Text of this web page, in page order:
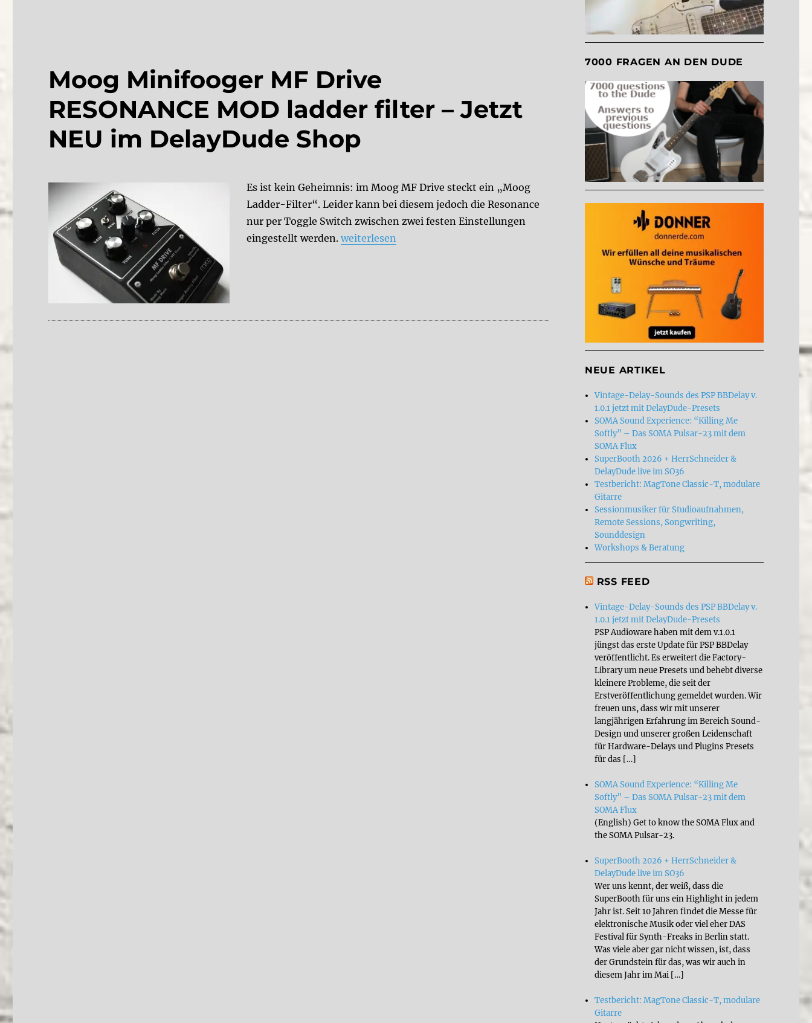
Moog Minifooger MF Drive
RESONANCE MOD ladder filter – Jetzt
NEU im DelayDude Shop
Es ist kein Geheimnis: im Moog MF Drive steckt ein „Moog
Ladder-Filter“. Leider kann bei diesem jedoch die Resonance
nur per Toggle Switch zwischen zwei festen Einstellungen
eingestellt werden.„Moog Minifooger MF Drive RESONANCE MOD ladder filter – Jetzt NEU im DelayDude Shop“
weiterlesen
7000 FRAGEN AN DEN DUDE
NEUE ARTIKEL
Vintage-Delay-Sounds des PSP BBDelay v.
1.0.1 jetzt mit DelayDude-Presets
SOMA Sound Experience: “Killing Me
Softly” – Das SOMA Pulsar-23 mit dem
SOMA Flux
SuperBooth 2026 + HerrSchneider &
DelayDude live im SO36
Testbericht: MagTone Classic-T, modulare
Gitarre
Sessionmusiker für Studioaufnahmen,
Remote Sessions, Songwriting,
Sounddesign
Workshops & Beratung
RSS FEED
Vintage-Delay-Sounds des PSP BBDelay v.
1.0.1 jetzt mit DelayDude-Presets
PSP Audioware haben mit dem v.1.0.1
jüngst das erste Update für PSP BBDelay
veröffentlicht. Es erweitert die Factory-
Library um neue Presets und behebt diverse
kleinere Probleme, die seit der
Erstveröffentlichung gemeldet wurden. Wir
freuen uns, dass wir mit unserer
langjährigen Erfahrung im Bereich Sound-
Design und unserer großen Leidenschaft
für Hardware-Delays und Plugins Presets
für das […]
SOMA Sound Experience: “Killing Me
Softly” – Das SOMA Pulsar-23 mit dem
SOMA Flux
(English) Get to know the SOMA Flux and
the SOMA Pulsar-23.
SuperBooth 2026 + HerrSchneider &
DelayDude live im SO36
Wer uns kennt, der weiß, dass die
SuperBooth für uns ein Highlight in jedem
Jahr ist. Seit 10 Jahren findet die Messe für
elektronische Musik oder viel eher DAS
Festival für Synth-Freaks in Berlin statt.
Was viele aber gar nicht wissen, ist, dass
der Grundstein für das, was wir auch in
diesem Jahr im Mai […]
Testbericht: MagTone Classic-T, modulare
Gitarre